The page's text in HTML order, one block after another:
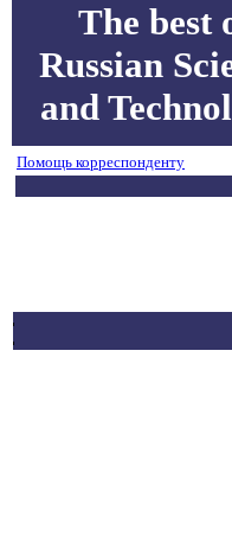
The best
Russian
and
Помощь корреспонденту